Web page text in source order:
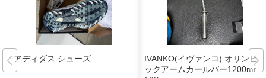
アディダス シューズ
IVANKO(イヴァンコ) オリンピ
ックアームカールバー1200mm